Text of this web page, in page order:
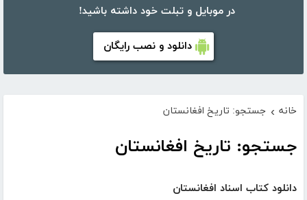
در موبایل و تبلت خود داشته باشید!
دانلود و نصب رایگان
خانه › جستجو: تاریخ افغانستان
جستجو: تاریخ افغانستان
دانلود کتاب اسناد افغانستان